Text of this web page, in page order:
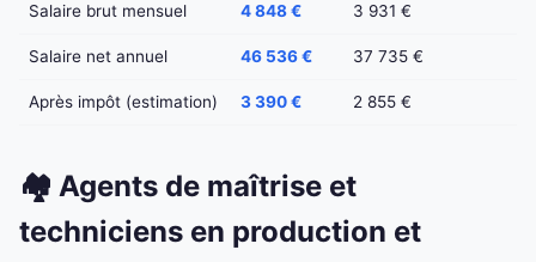
Salaire brut mensuel 4 848 € 3 931 €
Salaire net annuel 46 536 € 37 735 €
Après impôt (estimation) 3 390 € 2 855 €
🏘️ Agents de maîtrise et
techniciens en production et